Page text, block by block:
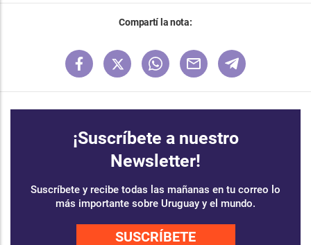
Compartí la nota:
¡Suscríbete a nuestro
Newsletter!
Suscríbete y recibe todas las mañanas en tu correo lo
más importante sobre Uruguay y el mundo.
SUSCRÍBETE